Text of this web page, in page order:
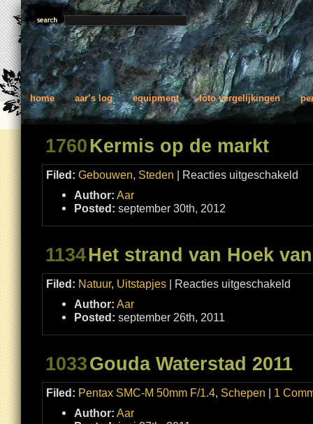
home aar’s log equipment foto vergelijkingen
1760Kermis op de markt
Filed: Gebouwen, Steden | Reacties uitgeschakeld
Author: Aar
Posted: september 30th, 2012
1134Het strand van Hoek
Filed: Natuur, Uitstapjes | Reacties uitgeschakeld
Author: Aar
Posted: september 26th, 2011
1033Gouda Waterstad 2011
Filed: Pentax SMC-M 50mm F/1.4, Schepen | 1
Author: Aar